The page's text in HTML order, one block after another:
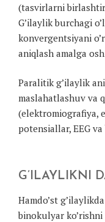
(tasvirlarni
G’ilaylik burchagi
konvergentsiyani
aniqlash amalga
Paralitik g’ilaylik
maslahatlashuv va
(elektromiografiya,
potensiallar, EEG
G’ILAYLIKNI
Hamdo’st
binokulyar